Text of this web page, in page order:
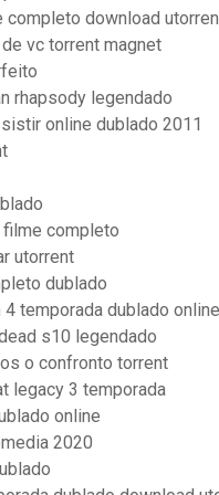
completo download
vc torrent magnet
rhapsody legendado
online dublado 2011
completo
utorrent
dublado
temporada dublado online
s10 legendado
o confronto torrent
legacy 3 temporada
online
2020